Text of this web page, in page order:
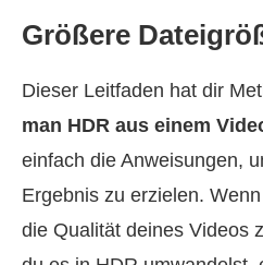
Größere
Dieser Leitfaden hat dir
man HDR aus einem
einfach die Anweisungen,
Ergebnis zu erzielen.
die Qualität deines Videos